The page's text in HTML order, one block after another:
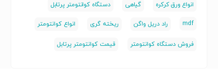
انواع ورق کرکره گیاهی دستگاه کوانتومتر پرتابل
mdf راد دریل واگن ریخته گری انواع کوانتومتر
فروش دستگاه کوانتومتر قیمت کوانتومتر پرتابل